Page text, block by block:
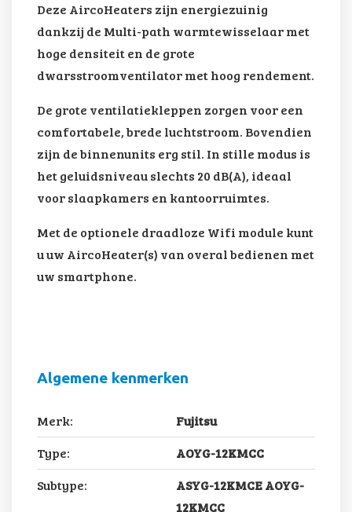
Deze AircoHeaters zijn energiezuinig
dankzij de Multi-path warmtewisselaar met
hoge densiteit en de grote
dwarsstroomventilator met hoog rendement.
De grote ventilatiekleppen zorgen voor een
comfortabele, brede luchtstroom. Bovendien
zijn de binnenunits erg stil. In stille modus is
het geluidsniveau slechts 20 dB(A), ideaal
voor slaapkamers en kantoorruimtes.
Met de optionele draadloze Wifi module kunt
u uw AircoHeater(s) van overal bedienen met
uw smartphone.
Algemene kenmerken
Merk:
Fujitsu
Type:
AOYG-12KMCC
Subtype:
ASYG-12KMCE AOYG-
12KMCC